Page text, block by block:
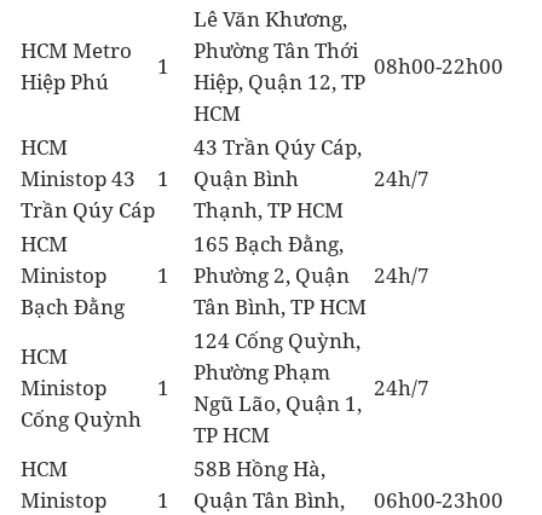
HCM Metro
Hiệp Phú
1
Lê Văn Khương,
Phường Tân Thới
Hiệp, Quận 12, TP
HCM
08h00-22h00
HCM
Ministop 43
Trần Qúy Cáp
1
43 Trần Qúy Cáp,
Quận Bình
Thạnh, TP HCM
24h/7
HCM
Ministop
Bạch Đằng
1
165 Bạch Đằng,
Phường 2, Quận
Tân Bình, TP HCM
24h/7
HCM
Ministop
Cống Quỳnh
1
124 Cống Quỳnh,
Phường Phạm
Ngũ Lão, Quận 1,
TP HCM
24h/7
HCM
Ministop
1
58B Hồng Hà,
Quận Tân Bình,
06h00-23h00